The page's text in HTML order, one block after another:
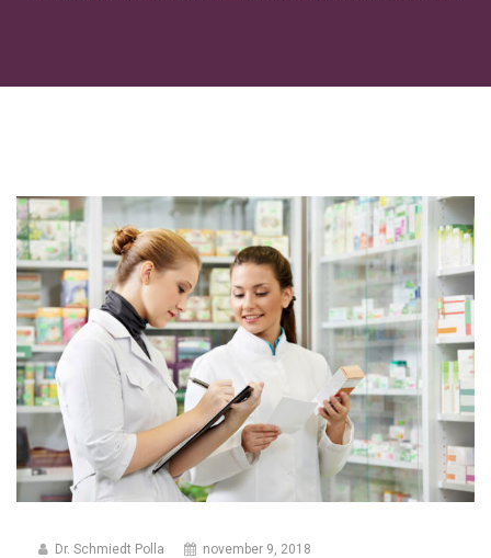
Dr. Schmiedt Polla
november 9, 2018